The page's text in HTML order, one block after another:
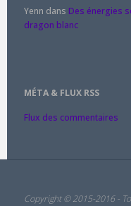
Yenn dans Des énergies
dragon blanc
MÉTA & FLUX RSS
Flux des commentaires
Copyright © 2015-2016 -